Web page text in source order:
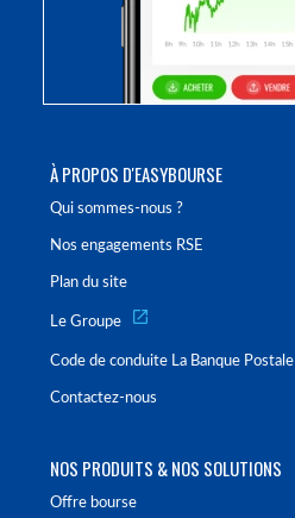
À PROPOS D'EASYBOURSE
Qui sommes-nous ?
Nos engagements RSE
Plan du site
Le Groupe
Code de conduite La Banque Postale
Contactez-nous
NOS PRODUITS & NOS SOLUTIONS
Offre bourse